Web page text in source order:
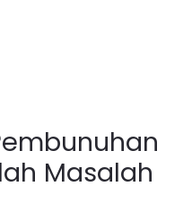
Masalah